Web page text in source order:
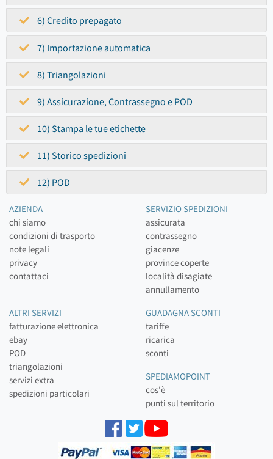
6) Credito prepagato
7) Importazione automatica
8) Triangolazioni
9) Assicurazione, Contrassegno e POD
10) Stampa le tue etichette
11) Storico spedizioni
12) POD
AZIENDA
chi siamo
condizioni di trasporto
note legali
privacy
contattaci
SERVIZIO SPEDIZIONI
assicurata
contrassegno
giacenze
province coperte
località disagiate
annullamento
ALTRI SERVIZI
fatturazione elettronica
ebay
POD
triangolazioni
servizi extra
spedizioni particolari
GUADAGNA SCONTI
tariffe
ricarica
sconti
SPEDIAMOPOINT
cos'è
punti sul territorio